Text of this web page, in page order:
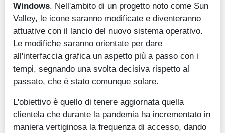
Windows. Nell'ambito di un progetto noto come Sun
Valley, le icone saranno modificate e diventeranno
attuative con il lancio del nuovo sistema operativo.
Le modifiche saranno orientate per dare
all'interfaccia grafica un aspetto più a passo con i
tempi, segnando una svolta decisiva rispetto al
passato, che è stato comunque solare.
L'obiettivo è quello di tenere aggiornata quella
clientela che durante la pandemia ha incrementato in
maniera vertiginosa la frequenza di accesso, dando